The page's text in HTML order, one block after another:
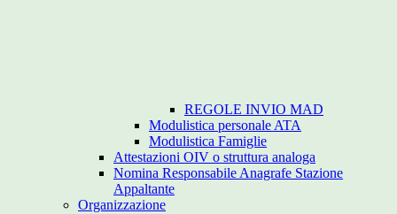
REGOLE INVIO MAD
Modulistica personale ATA
Modulistica Famiglie
Attestazioni OIV o struttura analoga
Nomina Responsabile Anagrafe Stazione
Appaltante
Organizzazione